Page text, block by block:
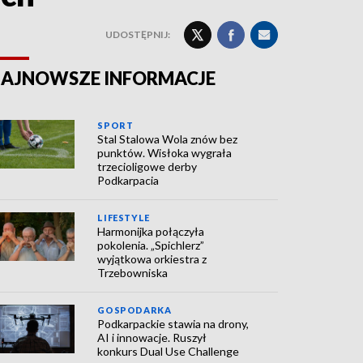
UDOSTĘPNIJ:
INFORMACJE
SPORT
Stal Stalowa Wola znów bez
punktów. Wisłoka wygrała
trzecioligowe derby
Podkarpacia
LIFESTYLE
Harmonijka połączyła
pokolenia. „Spichlerz”
wyjątkowa orkiestra z
Trzebowniska
GOSPODARKA
Podkarpackie stawia na drony,
AI i innowacje. Ruszył
konkurs Dual Use Challenge